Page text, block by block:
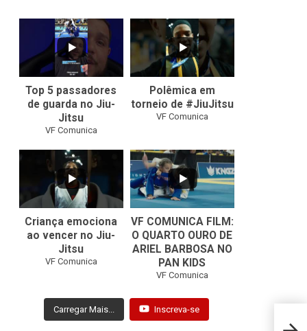
0
Top 5 passadores
de guarda no Jiu-
Jitsu
VF Comunica
46 1
Polêmica em
torneio de #JiuJitsu
VF Comunica
0
Criança emociona
ao vencer no Jiu-
Jitsu
VF Comunica
...
0
VF COMUNICA FILM:
O QUARTO OURO DE
ARIEL BARBOSA NO
PAN KIDS
VF Comunica
Carregar Mais... Inscreva-se